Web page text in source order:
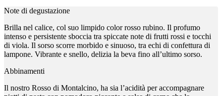
Note di degustazione
Brilla nel calice, col suo limpido color rosso rubino. Il profumo
intenso e persistente sboccia tra spiccate note di frutti rossi e tocchi
di viola. Il sorso scorre morbido e sinuoso, tra echi di confettura di
lampone. Vibrante e snello, delizia la beva fino all’ultimo sorso.
Abbinamenti
Il nostro Rosso di Montalcino, ha sia l’acidità per accompagnare